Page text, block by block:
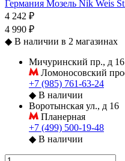
Германия Мозель Nik Weis
4 242 ₽
4 990 ₽
◆ В наличии в 2 магазинах
Мичуринский пр., д 16
Ломоносовский
+7 (985) 761-63-24
◆ В наличии
Воротынская ул., д 16
Планерная
+7 (499) 500-19-48
◆ В наличии